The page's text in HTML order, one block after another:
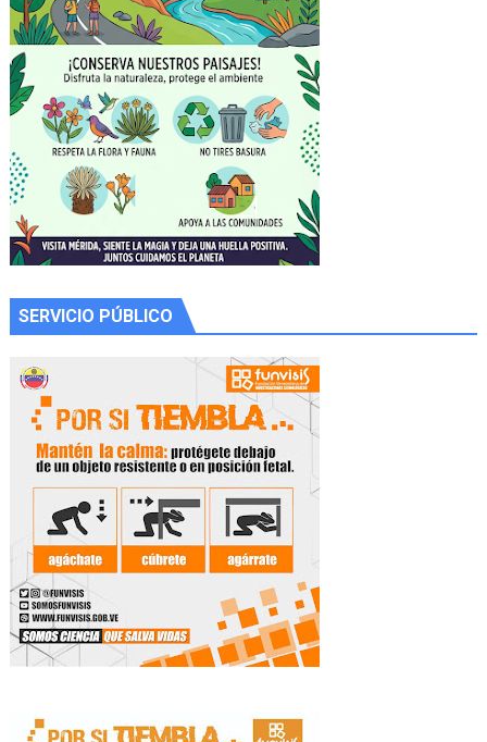
SERVICIO PÚBLICO